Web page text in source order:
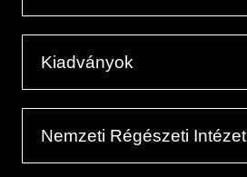
Kiadványok
Nemzeti Régészeti Intézet